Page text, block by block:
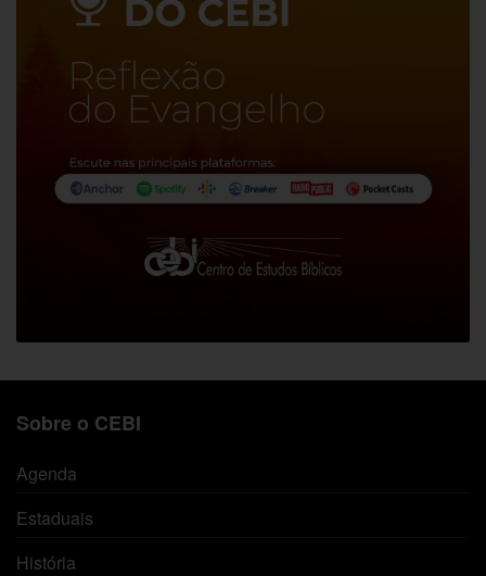
Sobre o CEBI
Agenda
Estaduais
História